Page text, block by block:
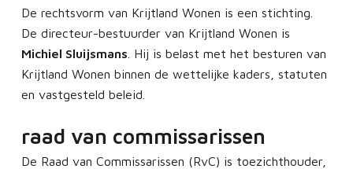
De rechtsvorm van Krijtland Wonen is een stichting.
De directeur-bestuurder van Krijtland Wonen is
Michiel Sluijsmans . Hij is belast met het besturen van
Krijtland Wonen binnen de wettelijke kaders, statuten
en vastgesteld beleid.
raad van commissarissen
De Raad van Commissarissen (RvC) is toezichthouder,